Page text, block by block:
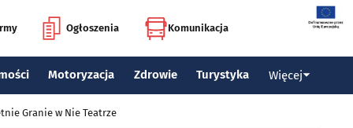
Ogłoszenia Komunikacja
Motoryzacja Zdrowie Turystyka Więcej
Granie w Nie Teatrze